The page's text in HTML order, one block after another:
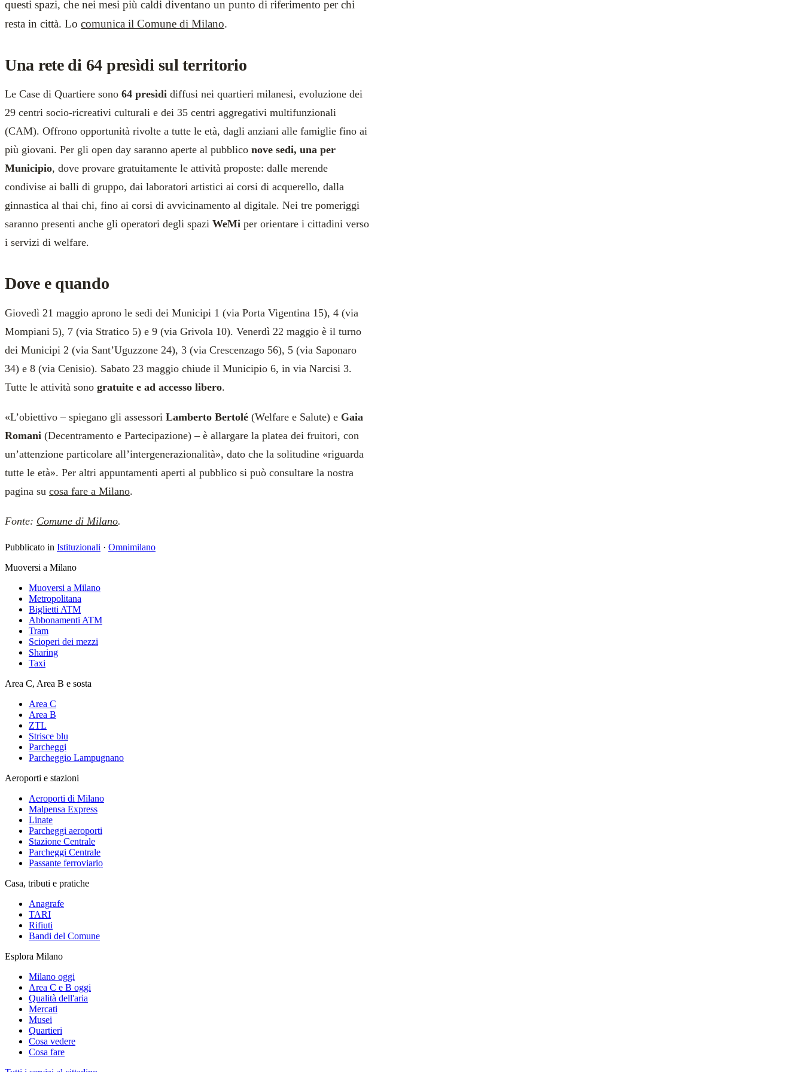
questi spazi, che nei mesi più caldi diventano un punto di riferimento per chi
resta in città. Lo comunica il Comune di Milano.
Una rete di 64 presìdi sul territorio
Le Case di Quartiere sono 64 presìdi diffusi nei quartieri milanesi, evoluzione dei
29 centri socio-ricreativi culturali e dei 35 centri aggregativi multifunzionali
(CAM). Offrono opportunità rivolte a tutte le età, dagli anziani alle famiglie fino ai
più giovani. Per gli open day saranno aperte al pubblico nove sedi, una per
Municipio, dove provare gratuitamente le attività proposte: dalle merende
condivise ai balli di gruppo, dai laboratori artistici ai corsi di acquerello, dalla
ginnastica al thai chi, fino ai corsi di avvicinamento al digitale. Nei tre pomeriggi
saranno presenti anche gli operatori degli spazi WeMi per orientare i cittadini verso
i servizi di welfare.
Dove e quando
Giovedì 21 maggio aprono le sedi dei Municipi 1 (via Porta Vigentina 15), 4 (via
Mompiani 5), 7 (via Stratico 5) e 9 (via Grivola 10). Venerdì 22 maggio è il turno
dei Municipi 2 (via Sant’Uguzzone 24), 3 (via Crescenzago 56), 5 (via Saponaro
34) e 8 (via Cenisio). Sabato 23 maggio chiude il Municipio 6, in via Narcisi 3.
Tutte le attività sono gratuite e ad accesso libero.
«L’obiettivo – spiegano gli assessori Lamberto Bertolé (Welfare e Salute) e Gaia
Romani (Decentramento e Partecipazione) – è allargare la platea dei fruitori, con
un’attenzione particolare all’intergenerazionalità», dato che la solitudine «riguarda
tutte le età». Per altri appuntamenti aperti al pubblico si può consultare la nostra
pagina su cosa fare a Milano.
Fonte: Comune di Milano.
Pubblicato in Istituzionali · Omnimilano
Muoversi a Milano
Muoversi a Milano
Metropolitana
Biglietti ATM
Abbonamenti ATM
Tram
Scioperi dei mezzi
Sharing
Taxi
Area C, Area B e sosta
Area C
Area B
ZTL
Strisce blu
Parcheggi
Parcheggio Lampugnano
Aeroporti e stazioni
Aeroporti di Milano
Malpensa Express
Linate
Parcheggi aeroporti
Stazione Centrale
Parcheggi Centrale
Passante ferroviario
Casa, tributi e pratiche
Anagrafe
TARI
Rifiuti
Bandi del Comune
Esplora Milano
Milano oggi
Area C e B oggi
Qualità dell'aria
Mercati
Musei
Quartieri
Cosa vedere
Cosa fare